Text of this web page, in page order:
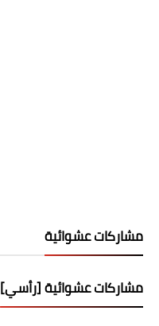
مشاركات عشوائية
مشاركات عشوائية [رأسي]